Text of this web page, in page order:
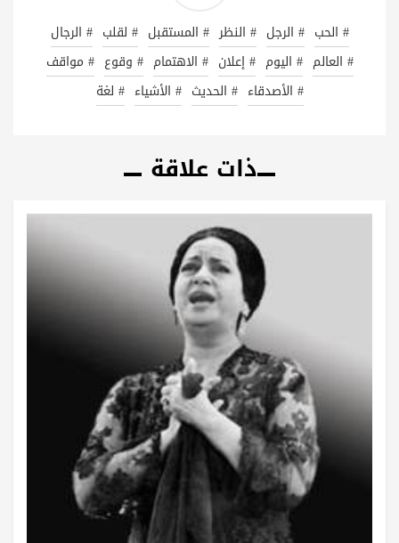
# الحب # الرجل # النظر # المستقبل # لقلب # الرجال
# العالم # اليوم # إعلان # الاهتمام # وقوع # مواقف
# الأصدقاء # الحديث # الأشياء # لغة
ذات علاقة